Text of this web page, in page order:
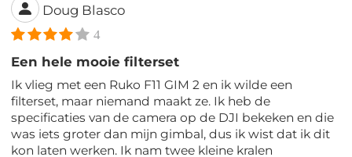
Doug Blasco
4
Een hele mooie filterset
Ik vlieg met een Ruko F11 GIM 2 en ik wilde een
filterset, maar niemand maakt ze. Ik heb de
specificaties van de camera op de DJI bekeken en die
was iets groter dan mijn gimbal, dus ik wist dat ik dit
kon laten werken. Ik nam twee kleine kralen